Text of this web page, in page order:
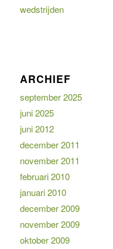
wedstrijden
ARCHIEF
september 2025
juni 2025
juni 2012
december 2011
november 2011
februari 2010
januari 2010
december 2009
november 2009
oktober 2009